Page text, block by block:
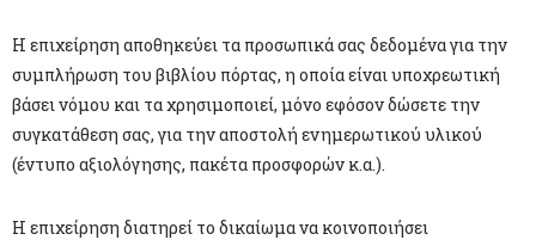
Η επιχείρηση αποθηκεύει τα προσωπικά σας δεδομένα για την
συμπλήρωση του βιβλίου πόρτας, η οποία είναι υποχρεωτική
βάσει νόμου και τα χρησιμοποιεί, μόνο εφόσον δώσετε την
συγκατάθεση σας, για την αποστολή ενημερωτικού υλικού
(έντυπο αξιολόγησης, πακέτα προσφορών κ.α.).
Η επιχείρηση διατηρεί το δικαίωμα να κοινοποιήσει